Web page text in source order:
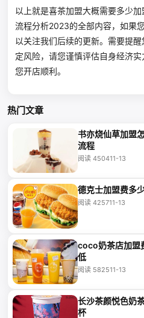
以上就是喜茶加盟大概需要多少
流程分析2023的全部内容，如果
以关注我们后续的更新。需要提
定风险，请您谨慎评估自身经济
您开店顺利。
热门文章
书亦烧仙草加盟
流程
阅读 450411-13
德克士加盟费多
阅读 425711-13
coco奶茶店加盟
低
阅读 582511-13
长沙茶颜悦色奶
杯